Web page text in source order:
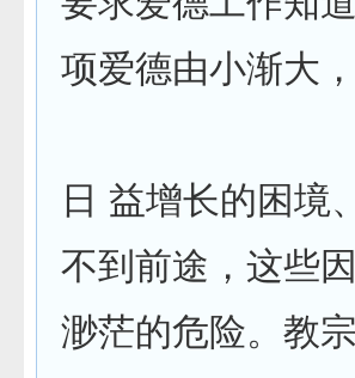
项爱德由小渐大
日 益增长的困境
不到前途，这些
渺茫的危险。教